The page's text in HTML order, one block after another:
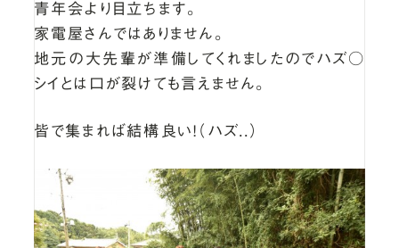
青年会より目立ちます。
家電屋さんではありません。
地元の大先輩が準備してくれましたのでハズ○
シイとは口が裂けても言えません。
皆で集まれば結構良い！（ハズ..）